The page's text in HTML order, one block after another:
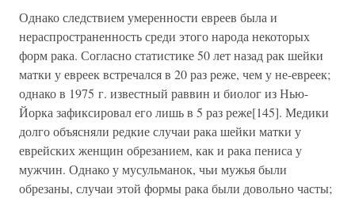
Однако следствием умеренности евреев была и
нераспространенность среди этого народа некоторых
форм рака. Согласно статистике 50 лет назад рак шейки
матки у евреек встречался в 20 раз реже, чем у не-евреек;
однако в 1975 г. известный раввин и биолог из Нью-
Йорка зафиксировал его лишь в 5 раз реже[145]. Медики
долго объясняли редкие случаи рака шейки матки у
еврейских женщин обрезанием, как и рака пениса у
мужчин. Однако у мусульманок, чьи мужья были
обрезаны, случаи этой формы рака были довольно часты;